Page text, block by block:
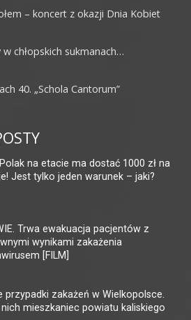
– koncert z okazji Dnia Kobiet
chłopskich sukmanach…
40. „Schola Cantorum”
na etacie ma dostać 1000 zł na
Jest tylko jeden warunek – jaki?
Trwa ewakuacja pacjentów z
wynikami zakażenia
[FILM]
przypadki zakażeń w Wielkopolsce.
mieszkaniec powiatu kaliskiego